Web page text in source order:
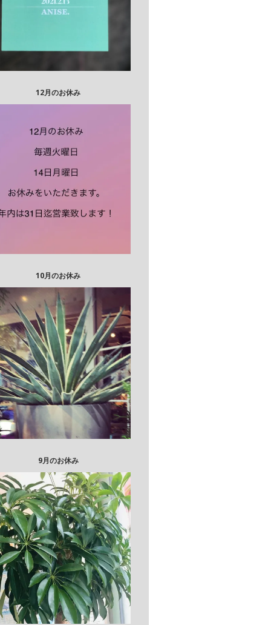
12月のお休み
10月のお休み
9月のお休み